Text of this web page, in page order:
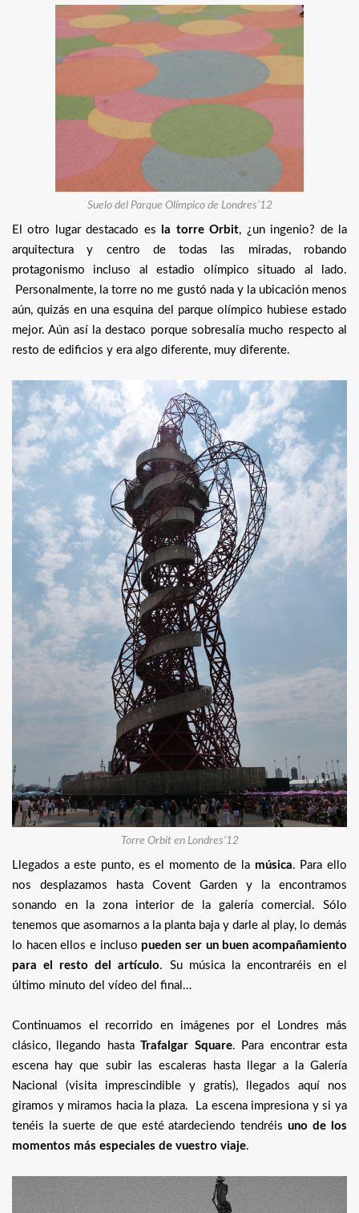
Suelo del Parque Olímpico de Londres’12
El otro lugar destacado es la torre Orbit, ¿un ingenio? de la
arquitectura y centro de todas las miradas, robando
protagonismo incluso al estadio olímpico situado al lado.
Personalmente, la torre no me gustó nada y la ubicación menos
aún, quizás en una esquina del parque olímpico hubiese estado
mejor. Aún así la destaco porque sobresalía mucho respecto al
resto de edificios y era algo diferente, muy diferente.
Torre Orbit en Londres’12
Llegados a este punto, es el momento de la música. Para ello
nos desplazamos hasta Covent Garden y la encontramos
sonando en la zona interior de la galería comercial. Sólo
tenemos que asomarnos a la planta baja y darle al play, lo demás
lo hacen ellos e incluso pueden ser un buen acompañamiento
para el resto del artículo. Su música la encontraréis en el
último minuto del vídeo del final…
Continuamos el recorrido en imágenes por el Londres más
clásico, llegando hastaTrafalgar Square. Para encontrar esta
escena hay que subir las escaleras hasta llegar a la Galería
Nacional (visita imprescindible y gratis), llegados aquí nos
giramos y miramos hacia la plaza. La escena impresiona y si ya
tenéis la suerte de que esté atardeciendo tendréisuno de los
momentos más especiales de vuestro viaje.